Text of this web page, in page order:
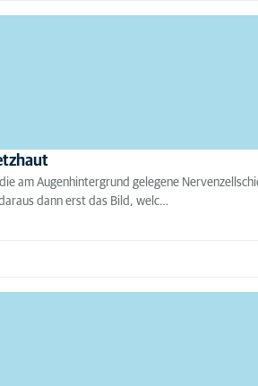
am Augenhintergrund gelegene
dann erst das Bild, welc…